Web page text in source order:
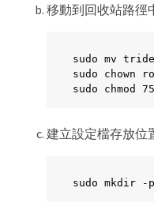
移動到回收站路徑
sudo mv
sudo
sudo
建立設定檔存放位
sudo mkdir -